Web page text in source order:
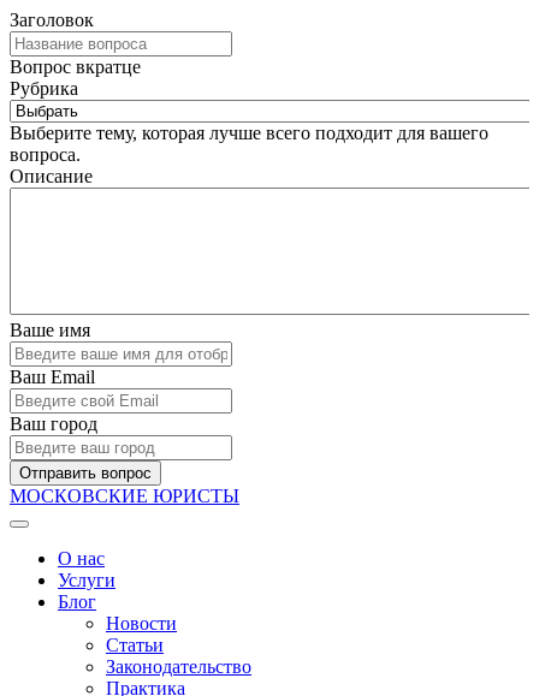
Заголовок
Вопрос вкратце
Рубрика
Выберите тему, которая лучше всего подходит для вашего
вопроса.
Описание
Ваше имя
Ваш Email
Ваш город
Отправить вопрос
МОСКОВСКИЕ ЮРИСТЫ
О нас
Услуги
Блог
Новости
Статьи
Законодательство
Практика